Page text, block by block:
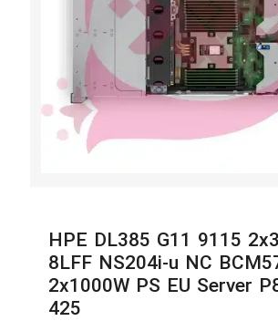
کلیک کنید
HPE DL385 G11 9115
8LFF NS204i-u NC
2x1000W PS EU Server
425